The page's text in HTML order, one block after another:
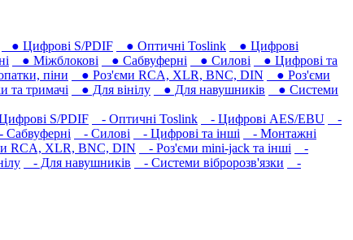
● Цифрові S/PDIF ● Оптичні Toslink
● Цифрові
● Міжблокові ● Сабвуферні ● Силові
● Цифрові та
піни ● Роз'єми RCA, XLR, BNC, DIN
● Роз'єми
та тримачі ● Для вінілу ● Для навушників‎
● Системи
S/PDIF - Оптичні Toslink - Цифрові AES/EBU
-
Сабвуферні - Силові - Цифрові та інші
- Монтажні
RCA, XLR, BNC, DIN - Роз'єми mini-jack та інші
-
- Для навушників‎ - Системи вібророзв'язки
-